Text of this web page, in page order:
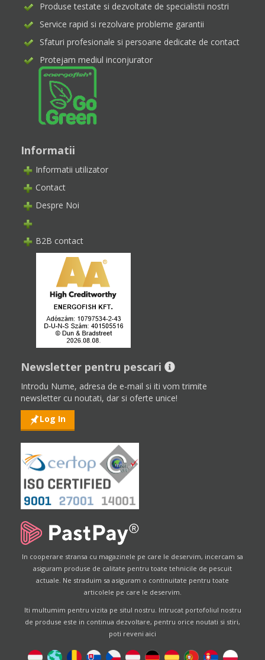
Produse testate si dezvoltate de specialistii nostri
Service rapid si rezolvare probleme garantii
Sfaturi profesionale si persoane dedicate de contact
Protejam mediul inconjurator
Informatii
Informatii utilizator
Contact
Despre Noi
B2B contact
Newsletter pentru pescari
Introdu Nume, adresa de e-mail si iti vom trimite
newsletter cu noutati, dar si oferte unice!
Log In
In cooperare stransa cu magazinele pe care le deservim, incercam sa
asiguram produse de calitate pentru toate tehnicile de pescuit
actuale. Ne straduim sa asiguram o continuitate pentru toate
articolele pe care le deservim.
Iti multumim pentru vizita pe situl nostru. Intrucat portofoliul nostru
de produse este in continua dezvoltare, pentru orice noutati si stiri,
poti reveni aici